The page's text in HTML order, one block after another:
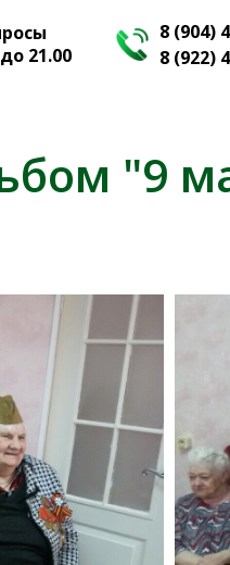
21.00
8 (904)
8 (922)
"9